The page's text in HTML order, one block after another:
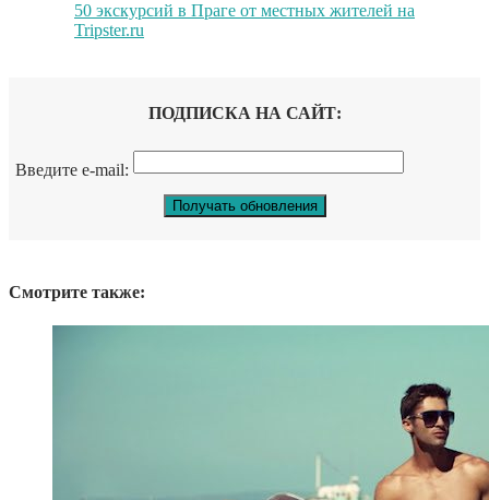
50 экскурсий в Праге от местных жителей на
Tripster.ru
ПОДПИСКА НА САЙТ:
Введите e-mail:
Смотрите также: